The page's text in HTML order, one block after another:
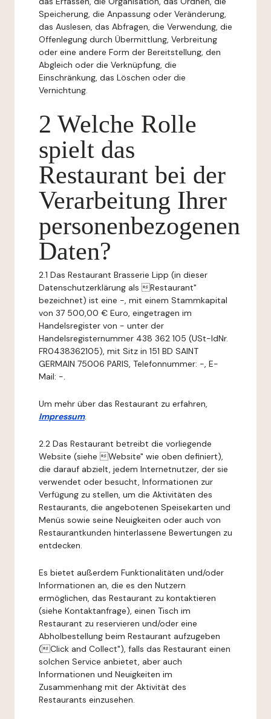
Speicherung, die Anpassung oder Veränderung,
das Auslesen, das Abfragen, die Verwendung, die
Offenlegung durch Übermittlung, Verbreitung
oder eine andere Form der Bereitstellung, den
Abgleich oder die Verknüpfung, die
Einschränkung, das Löschen oder die
Vernichtung.
2 Welche Rolle
spielt das
Restaurant bei der
Verarbeitung Ihrer
personenbezogenen
Daten?
2.1 Das Restaurant Brasserie Lipp (in dieser
Datenschutzerklärung als Restaurant"
bezeichnet) ist eine -, mit einem Stammkapital
von 37 500,00 € Euro, eingetragen im
Handelsregister von - unter der
Handelsregisternummer 438 362 105 (USt-IdNr.
FR0438362105), mit Sitz in 151 BD SAINT
GERMAIN 75006 PARIS, Telefonnummer: -, E-
Mail: -.
Um mehr über das Restaurant zu erfahren,
Impressum.
2.2 Das Restaurant betreibt die vorliegende
Website (siehe Website" wie oben definiert),
die darauf abzielt, jedem Internetnutzer, der sie
verwendet oder besucht, Informationen zur
Verfügung zu stellen, um die Aktivitäten des
Restaurants, die angebotenen Speisekarten und
Menüs sowie seine Neuigkeiten oder auch von
Restaurantkunden hinterlassene Bewertungen zu
entdecken.
Es bietet außerdem Funktionalitäten und/oder
Informationen an, die es den Nutzern
ermöglichen, das Restaurant zu kontaktieren
(siehe Kontaktanfrage), einen Tisch im
Restaurant zu reservieren und/oder eine
Abholbestellung beim Restaurant aufzugeben
(Click and Collect"), falls das Restaurant einen
solchen Service anbietet, aber auch
Informationen und Neuigkeiten im
Zusammenhang mit der Aktivität des
Restaurants einzusehen.